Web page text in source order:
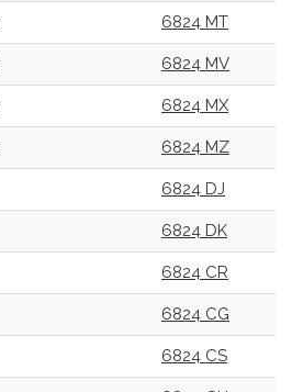
6824 MT
6824 MV
6824 MX
6824 MZ
6824 DJ
6824 DK
6824 CR
6824 CG
6824 CS